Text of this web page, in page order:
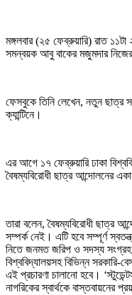
মঙ্গলবার (২৫ ফেব্রুয়ারি) রাত
সমন্বয়ক আবু বাকের মজুমদার
ফেসবুকে তিনি লেখেন, নতুন ছাত্র
ক্যান্টিনে।
এর আগে ১৭ ফেব্রুয়ারি ঢাকা
বৈষম্যবিরোধী ছাত্র আন্দোলনের
তারা বলেন, বৈষম্যবিরোধী ছাত্র
সম্পর্ক নেই। এটি হবে সম্পূর্ণ
নিতে জনমত জরিপ ও সদস্য সংগ্রহ
বিশ্ববিদ্যালয়সহ বিভিন্ন সরকারি-
এই প্রচারণা চালানো হবে।
নাগরিকের স্বার্থকে বাস্তবায়নের